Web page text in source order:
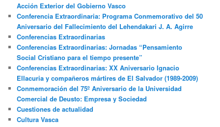
Acción Exterior del Gobierno Vasco
Conferencia Extraordinaria: Programa Conmemorativo del 50
Aniversario del Fallecimiento del Lehendakari J. A. Agirre
Conferencias Extraordinarias
Conferencias Extraordinarias: Jornadas “Pensamiento
Social Cristiano para el tiempo presente”
Conferencias Extraordinarias: XX Aniversario Ignacio
Ellacuria y compañeros mártires de El Salvador (1989-2009)
Conmemoración del 75º Aniversario de la Universidad
Comercial de Deusto: Empresa y Sociedad
Cuestiones de actualidad
Cultura Vasca